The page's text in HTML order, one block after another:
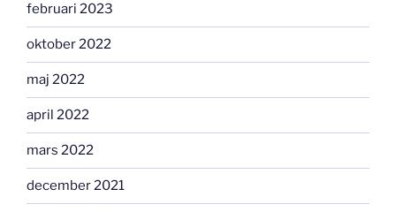
februari 2023
oktober 2022
maj 2022
april 2022
mars 2022
december 2021